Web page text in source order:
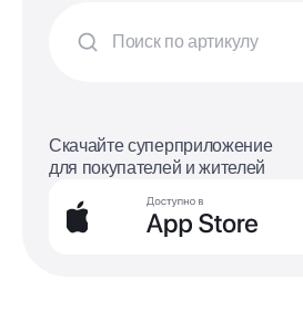
Скачайте суперприложение
для покупателей и жителей